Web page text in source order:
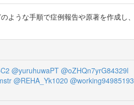
うな手順で症例報告や原著を作成し、
@yuruhuwaPT @oZHQn7yrG84329l
@REHA_Yk1020 @working94985193